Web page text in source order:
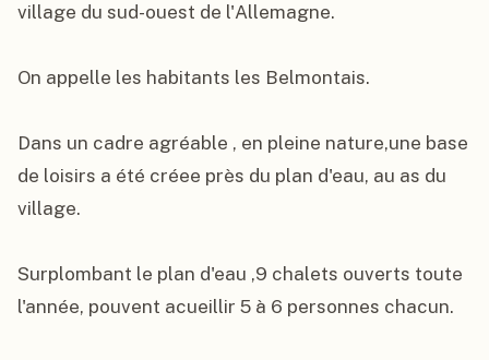
village du sud-ouest de l'Allemagne.
On appelle les habitants les Belmontais.
Dans un cadre agréable , en pleine nature,une base
de loisirs a été créee près du plan d'eau, au as du
village.
Surplombant le plan d'eau ,9 chalets ouverts toute
l'année, pouvent acueillir 5 à 6 personnes chacun.